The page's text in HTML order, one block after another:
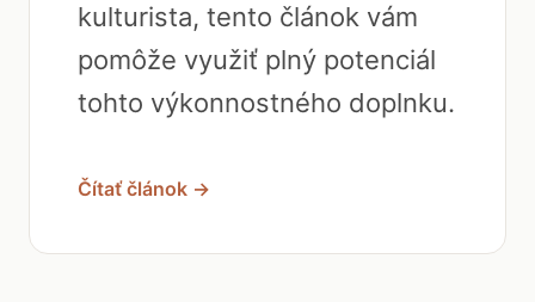
kulturista, tento článok vám
pomôže využiť plný potenciál
tohto výkonnostného doplnku.
Čítať článok →